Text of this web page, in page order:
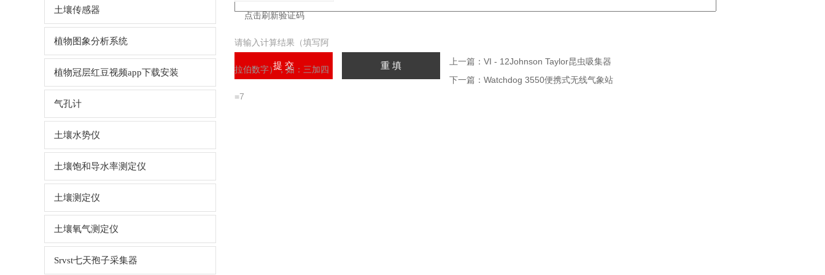
土壤传感器
植物图象分析系统
植物冠层红豆视频app下载安装
气孔计
土壤水势仪
土壤饱和导水率测定仪
土壤测定仪
土壤氧气测定仪
Srvst七天孢子采集器
请输入计算结果（填写阿
拉伯数字），如：三加四
=7
上一篇： VI - 12Johnson Taylor昆虫吸集器
下一篇： Watchdog 3550便携式无线气象站